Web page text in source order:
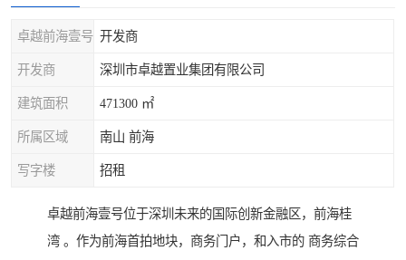
卓越前海壹号 开发商
开发商 深圳市卓越置业集团有限公司
建筑面积 471300 ㎡
所属区域 南山 前海
写字楼 招租
卓越前海壹号位于深圳未来的国际创新金融区，前海桂
湾 。作为前海首拍地块，商务门户，和入市的 商务综合
光明区
龙华观澜 南山桃园